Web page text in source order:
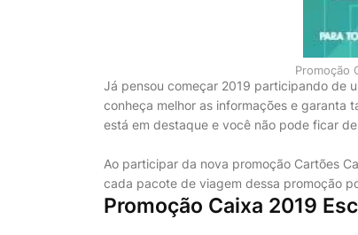
Promoção
Já pensou começar 2019 participando de
conheça melhor as informações e garanta
está em destaque e você não pode ficar
Ao participar da nova promoção Cartões
cada pacote de viagem dessa promoção
Promoção Caixa 2019